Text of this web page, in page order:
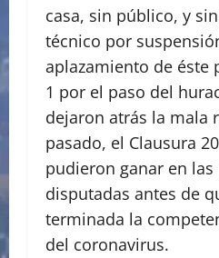
casa, sin público, y
técnico por
aplazamiento de éste
1 por el paso del
dejaron atrás la mala
pasado, el Clausura
pudieron ganar en las
disputadas antes de
terminada la
del coronavirus.